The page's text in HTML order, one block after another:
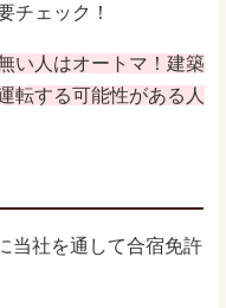
チェック！
い人はオートマ！建築
転する可能性がある人
当社を通して合宿免許